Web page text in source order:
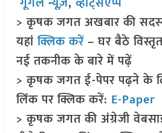
> कृषक जगत अखबार की
यहांक्लिक करें– घर बैठे
नई तकनीक के बारे में पढ़ें
> कृषक जगत ई-पेपर पढ़ने के
लिंक पर क्लिक करें: E-Paper
> कृषक जगत की अंग्रेजी